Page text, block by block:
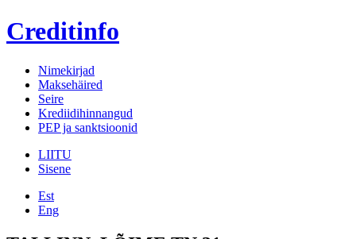
Creditinfo
Nimekirjad
Maksehäired
Seire
Krediidihinnangud
PEP ja sanktsioonid
LIITU
Sisene
Est
Eng